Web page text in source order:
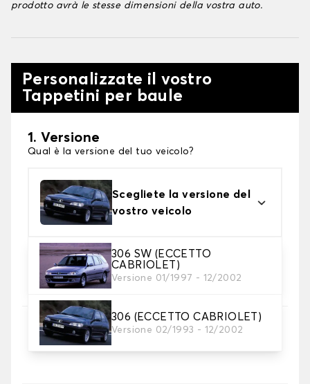
prodotto avrà le stesse dimensioni della vostra auto.
Personalizzate il vostro
Tappetini per baule
1. Versione
Qual è la versione del tuo veicolo?
Scegliete la versione del
vostro veicolo
306 SW (ECCETTO
CABRIOLET)
Versione 01/1997 - 12/2002
306 (ECCETTO CABRIOLET)
Versione 02/1993 - 12/2002
2. Materiale
scegli il materiale del tappetini per baule
3. Colori dei tappetini
Scegli il materiale del tappetino baule.